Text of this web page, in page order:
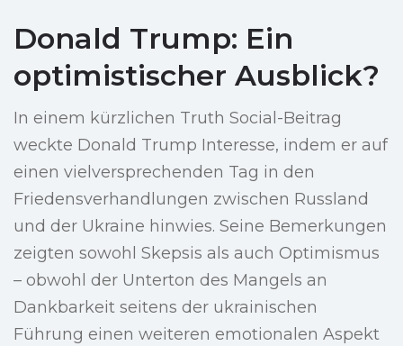
Donald Trump: Ein
optimistischer Ausblick?
In einem kürzlichen Truth Social-Beitrag
weckte Donald Trump Interesse, indem er auf
einen vielversprechenden Tag in den
Friedensverhandlungen zwischen Russland
und der Ukraine hinwies. Seine Bemerkungen
zeigten sowohl Skepsis als auch Optimismus
– obwohl der Unterton des Mangels an
Dankbarkeit seitens der ukrainischen
Führung einen weiteren emotionalen Aspekt